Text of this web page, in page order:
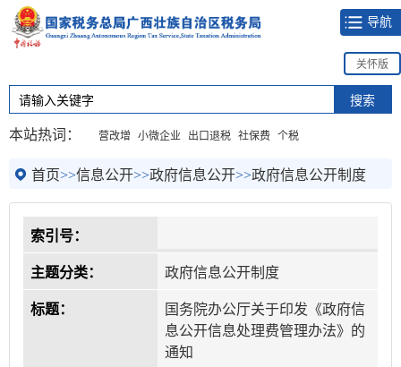
导航
关怀版
本站热词： 营改增 小微企业 出口退税 社保费 个税
首页>>信息公开>>政府信息公开>>政府信息公开制度
索引号：
主题分类： 政府信息公开制度
标题：
国务院办公厅关于印发《政府信
息公开信息处理费管理办法》的
通知